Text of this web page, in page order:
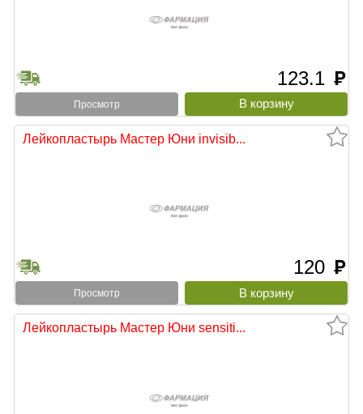
123.1 руб
Просмотр
Лейкопластырь Мастер Юни invisib...
120 руб
Просмотр
Лейкопластырь Мастер Юни sensiti...